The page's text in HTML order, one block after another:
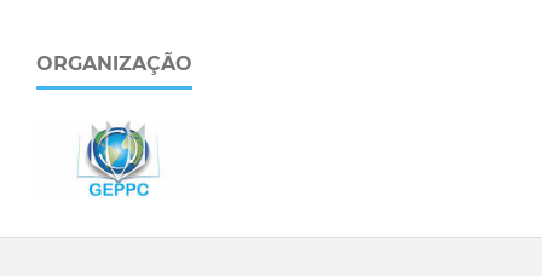
ORGANIZAÇÃO